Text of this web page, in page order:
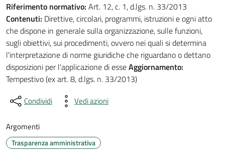
Riferimento normativo: Art. 12, c. 1, d.lgs. n. 33/2013
Contenuti: Direttive, circolari, programmi, istruzioni e ogni atto
che dispone in generale sulla organizzazione, sulle funzioni,
sugli obiettivi, sui procedimenti, ovvero nei quali si determina
l'interpretazione di norme giuridiche che riguardano o dettano
disposizioni per l'applicazione di esseAggiornamento:
Tempestivo (ex art. 8, d.lgs. n. 33/2013)
Condividi Vedi azioni
Argomenti
Trasparenza amministrativa